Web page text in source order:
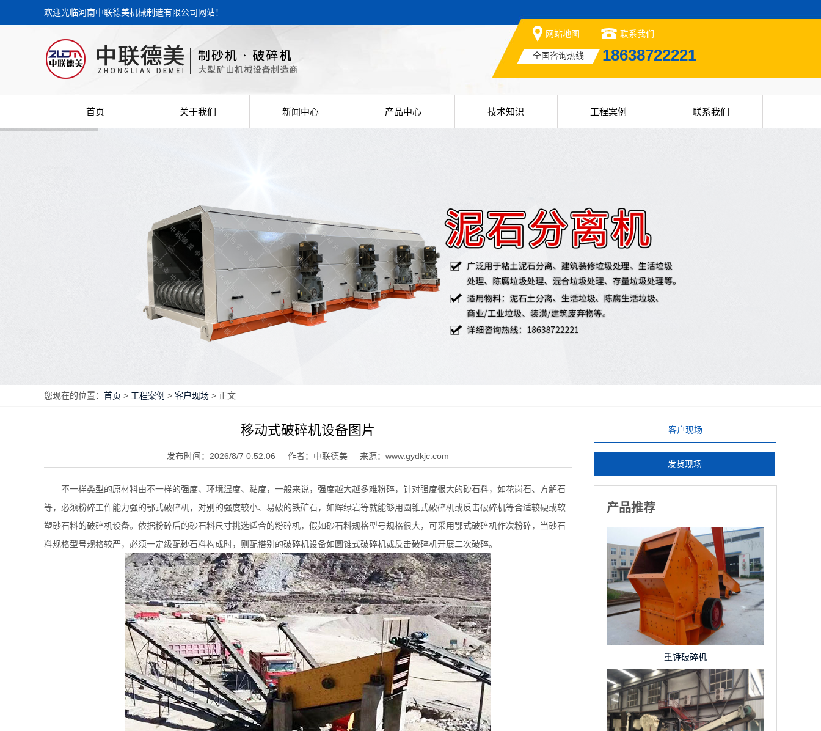
欢迎光临河南中联德美机械制造有限公司网站！
网站地图 联系我们
全国咨询热线 18638722221
首页 关于我们 新闻中心 产品中心 技术知识 工程案例 联系我们
您现在的位置： 首页 > 工程案例 > 客户现场 > 正文
移动式破碎机设备图片
发布时间：2026/8/7 0:52:06 作者：中联德美 来源：www.gydkjc.com
不一样类型的原材料由不一样的强度、环境湿度、黏度，一般来说，强度越大越多难粉碎，针对强度很大的砂石料，如花岗石、方解石
等，必须粉碎工作能力强的鄂式破碎机，对别的强度较小、易破的铁矿石，如辉绿岩等就能够用圆锥式破碎机或反击破碎机等合适较硬或软
塑砂石料的破碎机设备。依据粉碎后的砂石料尺寸挑选适合的粉碎机，假如砂石料规格型号规格很大，可采用鄂式破碎机作次粉碎，当砂石
料规格型号规格较严，必须一定级配砂石料构成时，则配搭别的破碎机设备如圆锥式破碎机或反击破碎机开展二次破碎。
客户现场
发货现场
产品推荐
重锤破碎机